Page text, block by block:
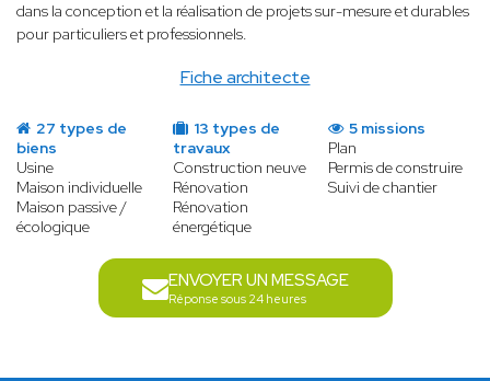
Fiche architecte
dans la conception et la réalisation de projets sur-mesure et durables
pour particuliers et professionnels.
27 types de
biens
Usine
Maison individuelle
Maison passive /
écologique
13 types de
travaux
Construction neuve
Rénovation
Rénovation
énergétique
5 missions
Plan
Permis de construire
Suivi de chantier
ENVOYER UN MESSAGE
Réponse sous 24 heures